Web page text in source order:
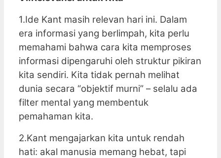
1.Ide Kant masih relevan hari ini. Dalam
era informasi yang berlimpah, kita perlu
memahami bahwa cara kita memproses
informasi dipengaruhi oleh struktur pikiran
kita sendiri. Kita tidak pernah melihat
dunia secara “objektif murni” – selalu ada
filter mental yang membentuk
pemahaman kita.
2.Kant mengajarkan kita untuk rendah
hati: akal manusia memang hebat, tapi